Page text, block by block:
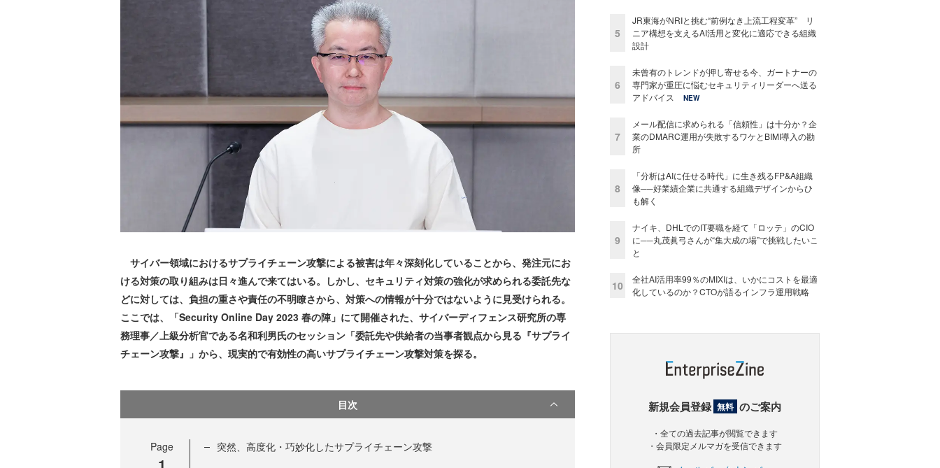
サイバー領域におけるサプライチェーン攻撃による被害は年々深刻化していることから、発注元にお
ける対策の取り組みは日々進んで来てはいる。しかし、セキュリティ対策の強化が求められる委託先な
どに対しては、負担の重さや責任の不明瞭さから、対策への情報が十分ではないように見受けられる。
ここでは、「Security Online Day 2023 春の陣」にて開催された、サイバーディフェンス研究所の専
務理事／上級分析官である名和利男氏のセッション「委託先や供給者の当事者観点から見る『サプライ
チェーン攻撃』」から、現実的で有効性の高いサプライチェーン攻撃対策を探る。
目次
Page 突然、高度化・巧妙化したサプライチェーン攻撃
5
JR東海がNRIと挑む“前例なき上流工程変革” リ
ニア構想を支えるAI活用と変化に適応できる組織
設計
6
未曾有のトレンドが押し寄せる今、ガートナーの
専門家が重圧に悩むセキュリティリーダーへ送る
アドバイス
NEW
7
メール配信に求められる「信頼性」は十分か？企
業のDMARC運用が失敗するワケとBIMI導入の勘
所
8
「分析はAIに任せる時代」に生き残るFP&A組織
像──好業績企業に共通する組織デザインからひ
も解く
9
ナイキ、DHLでのIT要職を経て「ロッテ」のCIO
に──丸茂眞弓さんが“集大成の場”で挑戦したいこ
と
10
全社AI活用率99％のMIXIは、いかにコストを最適
化しているのか？CTOが語るインフラ運用戦略
新規会員登録 無料 のご案内
・全ての過去記事が閲覧できます
・会員限定メルマガを受信できます